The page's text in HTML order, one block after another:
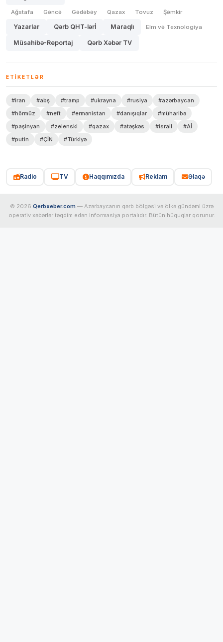
Ağstafa Gəncə Gədəbəy Qazax Tovuz Şəmkir
Yazarlar Qərb QHT-lərİ Maraqlı Elm və Texnologiya
Müsahibə-Reportaj Qərb Xəbər TV
ETIKETLƏR
#iran #abş #tramp #ukrayna #rusiya
#azərbaycan
#hörmüz
#neft #ermənistan #danışıqlar
#müharibə
#paşinyan
#zelenski #qazax #atəşkəs #israil
#Aİ
#putin
#ÇİN #Türkiyə
Radio TV Haqqımızda Reklam Əlaqə
© 2026 Qerbxeber.com — Azərbaycanın qərb bölgəsi və ölkə gündəmi üzrə
operativ xəbərlər təqdim edən informasiya portalıdır. Bütün hüquqlar qorunur.